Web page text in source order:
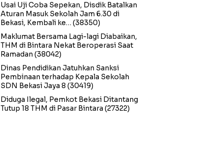
Usai Uji Coba Sepekan, Disdik Batalkan
Aturan Masuk Sekolah Jam 6.30 di
Bekasi, Kembali ke… (38350)
Maklumat Bersama Lagi-lagi Diabaikan,
THM di Bintara Nekat Beroperasi Saat
Ramadan (38042)
Dinas Pendidikan Jatuhkan Sanksi
Pembinaan terhadap Kepala Sekolah
SDN Bekasi Jaya 8 (30419)
Diduga Ilegal, Pemkot Bekasi Ditantang
Tutup 18 THM di Pasar Bintara (27322)